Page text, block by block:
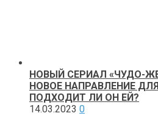
НОВЫЙ СЕРИАЛ «ЧУДО-
НОВОЕ НАПРАВЛЕНИЕ ДЛЯ
ПОДХОДИТ ЛИ ОН ЕЙ?
14.03.2023 0